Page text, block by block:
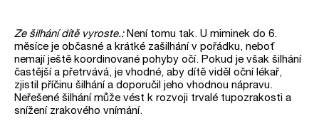
Ze šilhání dítě vyroste.:Není tomu tak. U miminek do 6.
měsíce je občasné a krátké zašilhání v pořádku, neboť
nemají ještě koordinované pohyby očí. Pokud je však šilhání
častější a přetrvává, je vhodné, aby dítě viděl oční lékař,
zjistil příčinu šilhání a doporučil jeho vhodnou nápravu.
Neřešené šilhání může vést k rozvoji trvalé tupozrakosti a
snížení zrakového vnímání.